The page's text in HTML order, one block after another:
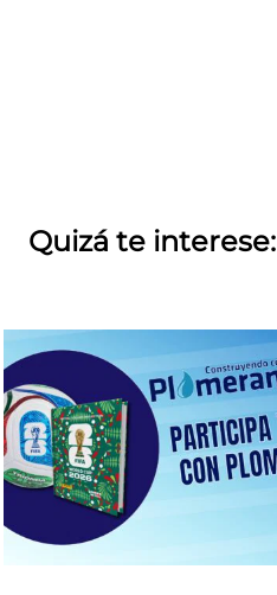
Quizá te interese: